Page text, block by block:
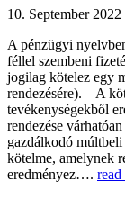
10. September 2022
A pénzügyi
féllel szembeni
jogilag kötelez egy
rendezésére). – A
tevékenységekből
rendezése
gazdálkodó
kötelme, amelynek
eredményez…. read